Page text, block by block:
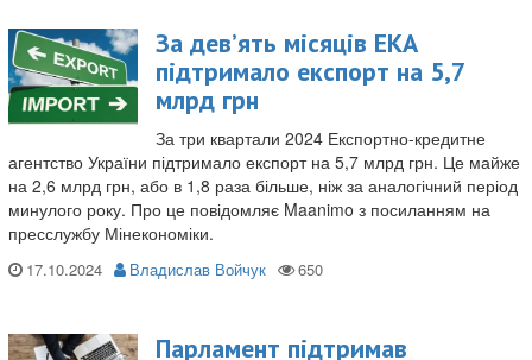
За дев’ять місяців ЕКА
підтримало експорт на 5,7
млрд грн
За три квартали 2024 Експортно-кредитне
агентство України підтримало експорт на 5,7 млрд грн. Це майже
на 2,6 млрд грн, або в 1,8 раза більше, ніж за аналогічний період
минулого року. Про це повідомляє Maanimo з посиланням на
пресслужбу Мінекономіки.
17.10.2024 Владислав Войчук
Парламент підтримав